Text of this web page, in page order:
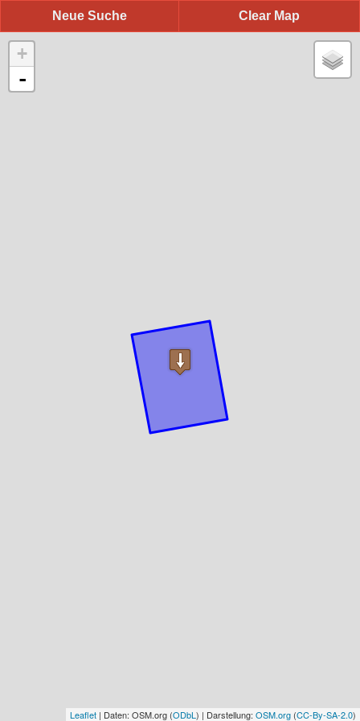
Clear Map
Neue Suche
+
-
Leaflet | Daten: OSM.org (ODbL ) | Darstellung: OSM.org (CC-By-SA-2.0)